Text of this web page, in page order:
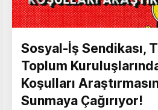
Sosyal-İş Sendikası,
Toplum
Koşulları
Sunmaya Çağırıyor!